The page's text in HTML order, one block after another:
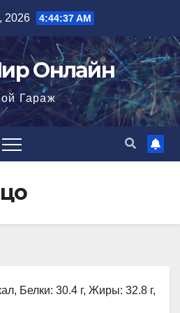
2026 4:44:38 AM
Онлайн
Гараж
Белки: 30.4 г, Жиры: 32.8 г,